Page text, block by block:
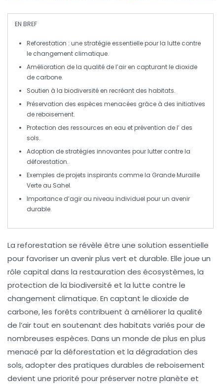
EN BREF
Reforestation : une stratégie essentielle pour la lutte contre
le changement climatique.
Amélioration de la qualité de l’air en capturant le dioxide
de carbone.
Soutien à la biodiversité en recréant des habitats.
Préservation des espèces menacées grâce à des initiatives
dereboisement.
Protection des ressources en eau et prévention de l’ des
sols.
Adoption de stratégies innovantes pour lutter contre la
déforestation.
Exemples de projets inspirants comme la Grande Muraille
Verte au Sahel.
Importance d’agir au niveau individuel pour un avenir
durable.
La reforestation se révèle être une solution essentielle
pour favoriser un avenir plus vert et durable. Elle joue un
rôle capital dans la restauration des écosystèmes, la
protection de la biodiversité et la lutte contre le
changement climatique. En captant le dioxide de
carbone, les forêts contribuent à améliorer la qualité
de l’air tout en soutenant des habitats variés pour de
nombreuses espèces. Dans un monde de plus en plus
menacé par la déforestation et la dégradation des
sols, adopter des pratiques durables de reboisement
devient une priorité pour préserver notre planète et